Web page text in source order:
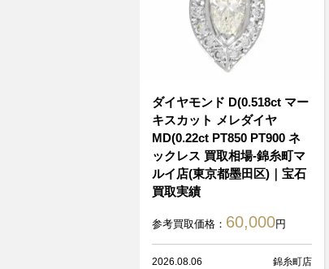
ダイヤモンド D(0.518ct マー
キスカット メレダイヤ
MD(0.22ct PT850 PT900 ネ
ックレス 買取相場-錦糸町マ
ルイ店(東京都墨田区)｜宝石
買取実績
参考買取価格： 60,000円
2026.08.06 錦糸町店